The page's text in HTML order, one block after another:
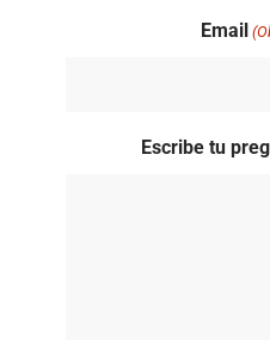
Email
Escribe tu